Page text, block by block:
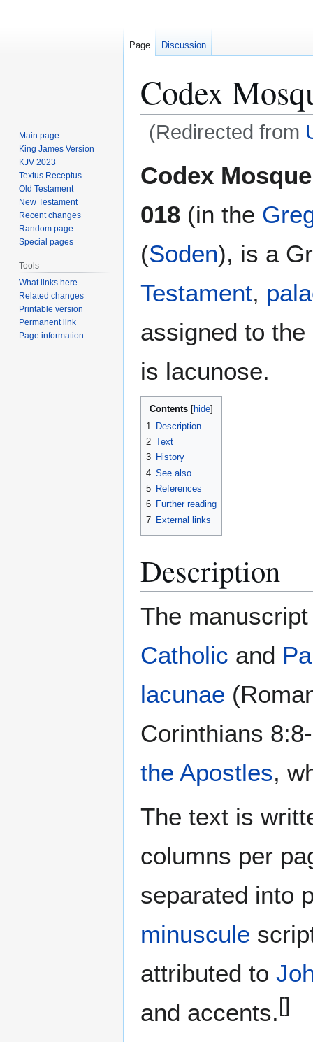
Codex
(Redirected from
to
to
Codex
018 (in the
(Soden), is a
Testament,
assigned to
is lacunose.
Contents
1
Description
2 Text
3 History
4 See also
5 References
6 Further reading
7 External links
Description
The
Catholic and
lacunae
Corinthians
the Apostles,
The text is
columns per
separated into
minuscule
attributed to
and accents.[]
Page Discussion
Main page
King James Version
KJV 2023
Textus Receptus
Old Testament
New Testament
Recent changes
Random page
Special pages
Tools
What links here
Related changes
Printable version
Permanent link
Page information